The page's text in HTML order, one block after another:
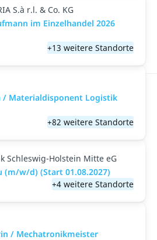
S.à r.l. & Co. KG
im Einzelhandel 2026
+13 weitere Standorte
Materialdisponent Logistik
+82 weitere Standorte
Schleswig-Holstein Mitte eG
(m/w/d) (Start 01.08.2027)
+4 weitere Standorte
/ Mechatronikmeister